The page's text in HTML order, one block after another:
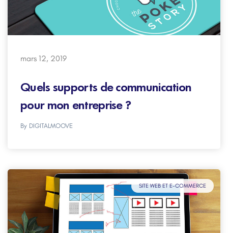
mars 12, 2019
Quels supports de communication
pour mon entreprise ?
By DIGITALMOOVE
SITE WEB ET E-COMMERCE